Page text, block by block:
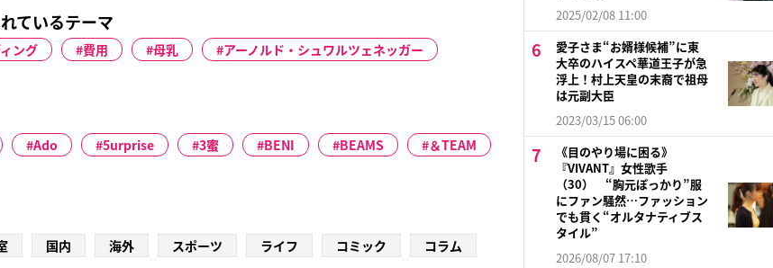
ているテーマ
ング 費用 母乳 アーノルド・シュワルツェネッガー
Ado 5urprise 3蜜 BENI BEAMS
＆TEAM
国内 海外 スポーツ ライフ コミック
コラム
2025/02/08 11:00
愛子さま“お婿様候補”に東
大卒のハイスペ華道王子が急
浮上！村上天皇の末裔で祖母
は元副大臣
2023/03/15 06:00
《目のやり場に困る》
『VIVANT』女性歌手
（30） “胸元ぽっかり”服
にファン騒然…ファッション
でも貫く“オルタナティブス
タイル”
2026/08/07 17:10